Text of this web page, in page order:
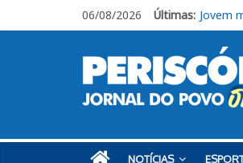
06/08/2026 Últimas: Jovem
Ituano
Em
NOTÍCIAS